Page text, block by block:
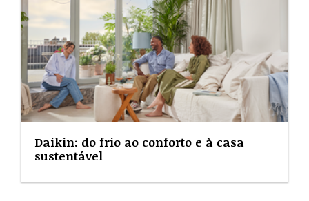
Daikin: do frio ao conforto e à casa
sustentável